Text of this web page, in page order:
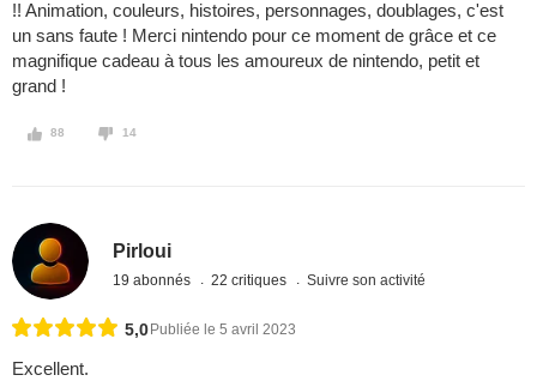
!! Animation, couleurs, histoires, personnages, doublages, c'est
un sans faute ! Merci nintendo pour ce moment de grâce et ce
magnifique cadeau à tous les amoureux de nintendo, petit et
grand !
88 14
Pirloui
19 abonnés 22 critiques Suivre son activité
5,0 Publiée le 5 avril 2023
Excellent.